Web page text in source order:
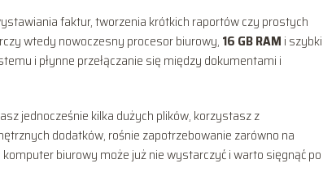
faktur, tworzenia krótkich raportów czy prostych
wtedy nowoczesny procesor biurowy, 16 GB RAM i szybki
i płynne przełączanie się między dokumentami i
jednocześnie kilka dużych plików, korzystasz z
dodatków, rośnie zapotrzebowanie zarówno na
biurowy może już nie wystarczyć i warto sięgnąć po